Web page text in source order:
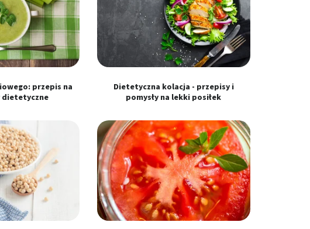
przepis na
dietetyczne
Dietetyczna kolacja - przepisy i
pomysły na lekki posiłek